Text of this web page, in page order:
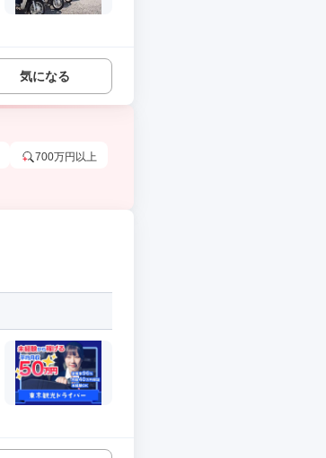
気になる
700万円以上